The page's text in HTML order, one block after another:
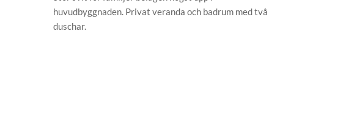
huvudbyggnaden. Privat veranda och badrum med två
duschar.